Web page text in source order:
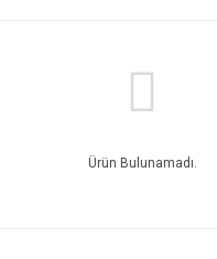
Ürün Bulunamadı.